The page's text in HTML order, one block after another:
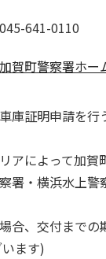
045-641-0110
加賀町警察署ホー
庫証明申請を
アによって加
署・横浜水上警
合、交付までの
ます)